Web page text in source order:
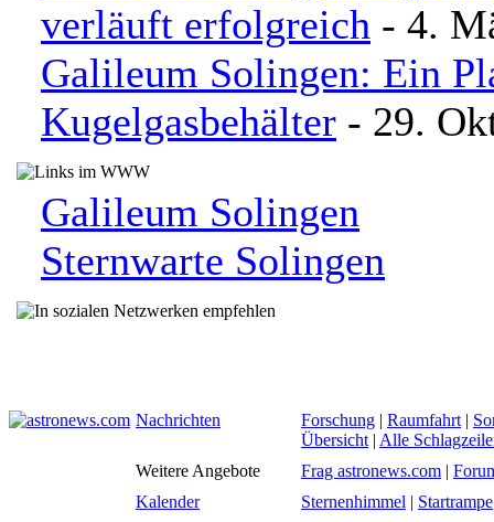
verläuft erfolgreich - 4.
Galileum Solingen: Ein
Kugelgasbehälter - 29.
Galileum Solingen
Sternwarte Solingen
Nachrichten Forschung | Raumfahrt |
Übersicht | Alle
Weitere Angebote
Frag astronews.com |
Kalender
Sternenhimmel | Startrampe